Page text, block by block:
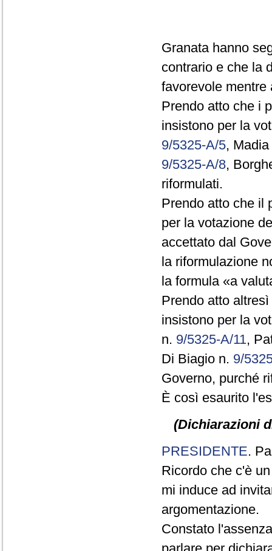
Granata hanno
contrario e che la
favorevole mentre
Prendo atto che i
insistono per la
9/5325-A/5,
9/5325-A/8,
riformulati.
Prendo atto che il
per la votazione
accettato dal
la riformulazione
la formula «a
Prendo atto
insistono per la
n. 9/5325-A/11,
Di Biagio n. 9/
Governo, purché
È così esaurito
(Dichiarazioni
PRESIDENTE.
Ricordo che c'è
mi induce ad
argomentazione.
Constato